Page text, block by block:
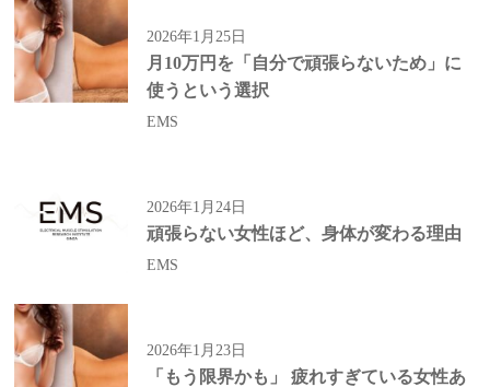
2026年1月25日
月10万円を「自分で頑張らないため」に
使うという選択
EMS
2026年1月24日
頑張らない女性ほど、身体が変わる理由
EMS
2026年1月23日
「もう限界かも」 疲れすぎている女性あ